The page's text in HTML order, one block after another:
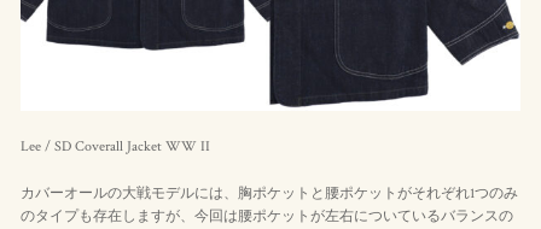
Lee / SD Coverall Jacket WW II
カバーオールの大戦モデルには、胸ポケットと腰ポケットがそれぞれ1つのみ
のタイプも存在しますが、今回は腰ポケットが左右についているバランスの